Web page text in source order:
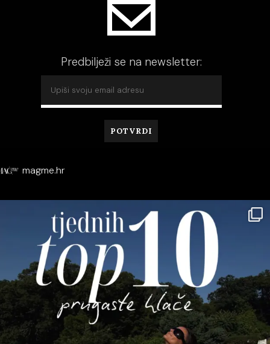
Predbilježi se na newsletter:
magme.hr